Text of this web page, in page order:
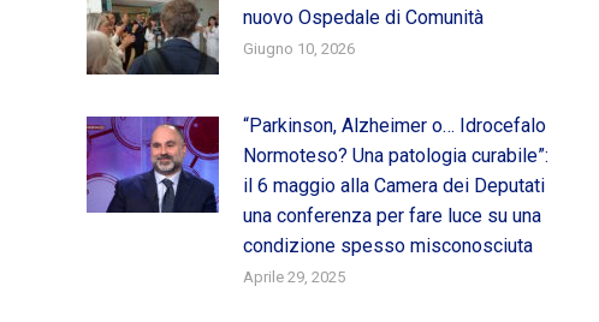
nuovo Ospedale di Comunità
Giugno 10, 2026
“Parkinson, Alzheimer o… Idrocefalo
Normoteso? Una patologia curabile”:
il 6 maggio alla Camera dei Deputati
una conferenza per fare luce su una
condizione spesso misconosciuta
Aprile 29, 2025